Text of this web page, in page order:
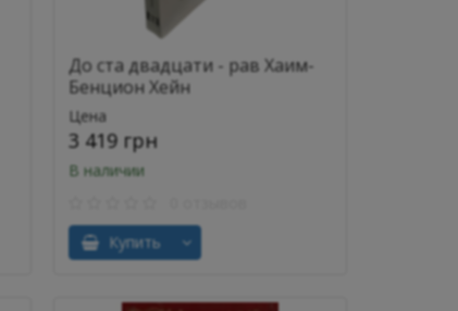
До ста двадцати - рав Хаим-
Бенцион Хейн
Цена
3 419 грн
В наличии
Купить